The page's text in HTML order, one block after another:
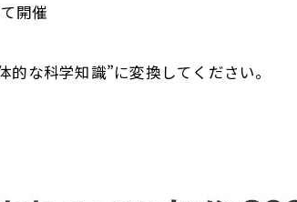
開催
な科学知識”に変換してください。